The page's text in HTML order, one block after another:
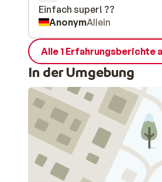
Einfach super! ??
Einfach super! ??
AnonymAllein
Alle 1 Erfahrungsberichte
In der Umgebung